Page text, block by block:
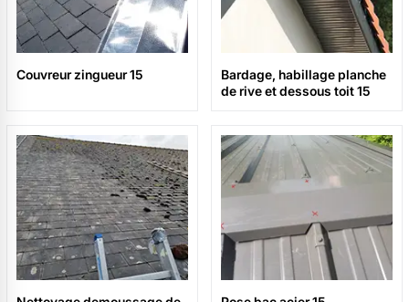
Couvreur zingueur 15
Bardage, habillage planche
de rive et dessous toit 15